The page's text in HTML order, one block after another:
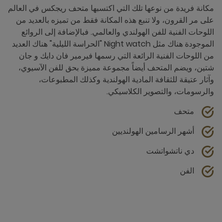
مكانة فريدة من نوعها تلك التي اكتسبها متحف ريجكس في العالم
على مر القرون، ولا تنبع هذه المكانة فقط من تميزه بالعديد من
اللوحات الفنية للفن الهولندي والعالمي. فبالإضافة إلى الروائع
الموجودة هناك مثل Night watch "الحراسة الليلية" هناك العديد
من اللوحات الفنية الرائعة التي رسمها فيرمير فان دايك و جان
شتين، ويضم المتحف أيضاً مجموعة مميزة بحق للفن الآسيوي،
وآثار عتيقة للثقافة المادية الهولندية وكذلك المطبوعات،
والرسومات، والتصوير الكلاسيكي.
متحف
أشهر الرسامين الهولنديين
دي ناتشواتشت
الفن